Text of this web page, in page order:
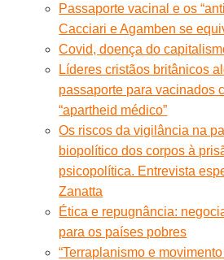
Passaporte vacinal e os
Cacciari e Agamben se
Covid, doença do
Líderes cristãos britânicos
passaporte para vacinados
“apartheid médico”
Os riscos da vigilância na
biopolítico dos corpos à
psicopolítica. Entrevista
Zanatta
Ética e repugnância:
para os países pobres
“Terraplanismo e